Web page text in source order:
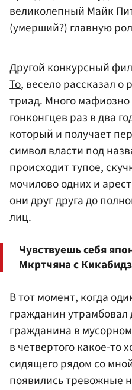
великолепный Майк
(умерший?) главную
Другой конкурсный
То, весело рассказал о
триад. Много
гонконгцев раз в два
который и получает
символ власти под
происходит тупое,
мочилово одних и
они друг друга до
лиц.
Чувствуешь себя
Мкртчяна с
В тот момент, когда
гражданин утрамбовал
гражданина в
в четвертого какое-то
сидящего рядом со
появились тревожные